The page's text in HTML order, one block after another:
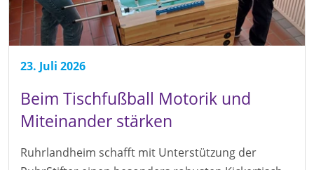
23. Juli 2026
Beim Tischfußball Motorik und
Miteinander stärken
Ruhrlandheim schafft mit Unterstützung der